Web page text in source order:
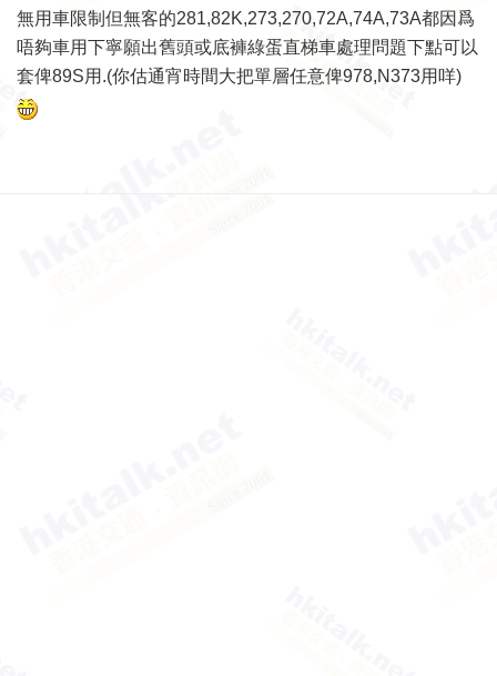
無用車限制但無客的281,82K,273,270,72A,74A,73A都因爲
唔夠車用下寧願出舊頭或底褲綠蛋直梯車處理問題下點可以
套俾89S用.(你估通宵時間大把單層任意俾978,N373用咩)